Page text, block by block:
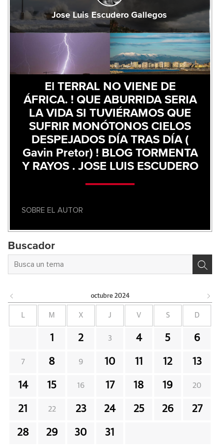
Jose Luis Escudero Gallegos
El TERRAL NO VIENE DE
ÁFRICA. ! QUE ABURRIDA SERIA
LA VIDA SI TUVIÉRAMOS QUE
SUFRIR MONÓTONOS CIELOS
DESPEJADOS DÍA TRAS DÍA (
Gavin Pretor) ! BLOG TORMENTA
Y RAYOS . JOSE LUIS ESCUDERO
SOBRE EL AUTOR
Buscador
octubre 2024
M X J V S D
1 2 3 4 5 6
7 8 9 10 11 12 13
14 15 16 17 18 19 20
21 22 23 24 25 26 27
28 29 30 31